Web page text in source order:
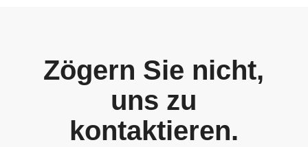
Zögern Sie nicht,
uns zu
kontaktieren.